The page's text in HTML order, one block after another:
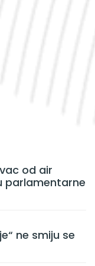
od air
parlamentarne
ne smiju se